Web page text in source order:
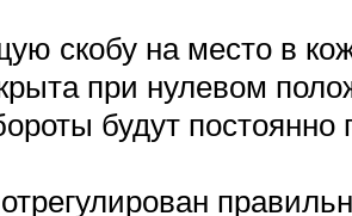
скобу на место в
при нулевом
будут